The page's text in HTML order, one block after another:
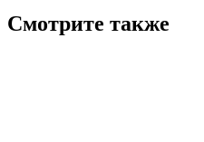
Смотрите также